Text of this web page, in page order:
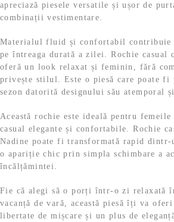
apreciază piesele versatile și ușor de
combinații vestimentare.
Materialul fluid și confortabil contribuie
pe întreaga durată a zilei. Rochie casual
oferă un look relaxat și feminin, fără
privește stilul. Este o piesă care poate fi
sezon datorită designului său atemporal
Această rochie este ideală pentru
casual elegante și confortabile. Rochie
Nadine poate fi transformată rapid
o apariție chic prin simpla schimbare a
încălțămintei.
Fie că alegi să o porți într-o zi relaxată
vacanță de vară, această piesă îți va
libertate de mișcare și un plus de